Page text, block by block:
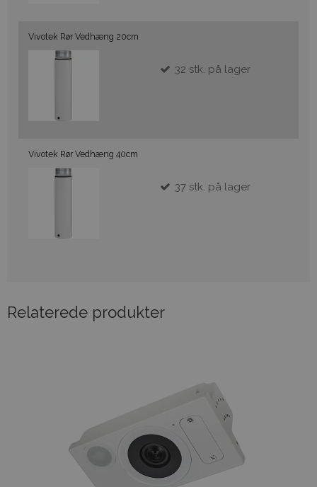
Vivotek Rør Vedhæng 20cm
32 stk. på lager
Vivotek Rør Vedhæng 40cm
37 stk. på lager
Relaterede produkter